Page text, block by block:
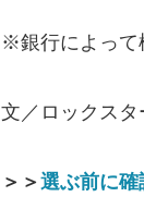
※銀行によって
文／ロックスタ
＞＞選ぶ前に